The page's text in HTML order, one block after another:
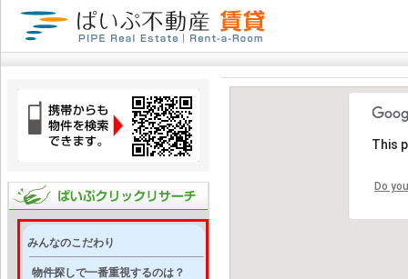
みんなのこだわり
物件探しで一番重視するのは？
This
Do